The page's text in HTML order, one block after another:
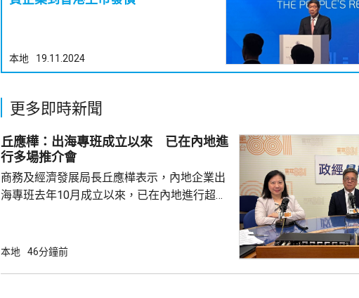
本地 19.11.2024
更多即時新聞
丘應樺：出海專班成立以來 已在內地進
行多場推介會
商務及經濟發展局長丘應樺表示，內地企業出
海專班去年10月成立以來，已在內地進行超過
時，亦已帶同內地及香港企業隨團，簽訂96份
本地 46分鐘前